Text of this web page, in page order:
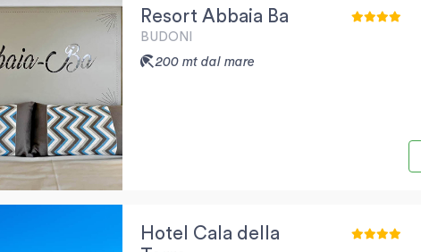
Resort Abbaia Ba
BUDONI
200 mt dal mare
Hotel Cala della